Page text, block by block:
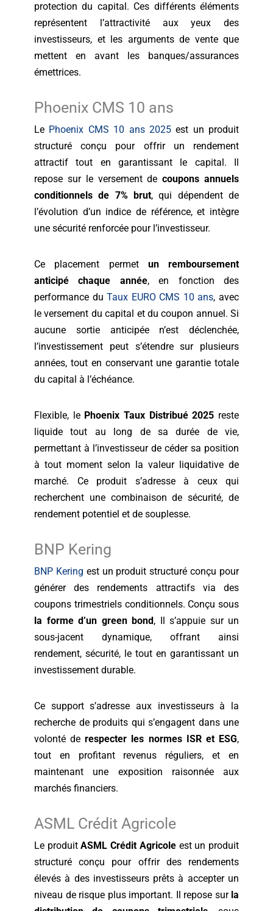
protection du capital. Ces différents éléments
représentent l’attractivité aux yeux des
investisseurs, et les arguments de vente que
mettent en avant les banques/assurances
émettrices.
Phoenix CMS 10 ans
Le Phoenix CMS 10 ans 2025est un produit
structuré conçu pour offrir un rendement
attractif tout en garantissant le capital. Il
repose sur le versement decoupons annuels
conditionnels de 7% brut, qui dépendent de
l’évolution d’un indice de référence, et intègre
une sécurité renforcée pour l’investisseur.
Ce placement permet un remboursement
anticipé chaque année, en fonction des
performance duTaux EURO CMS 10 ans, avec
le versement du capital et du coupon annuel. Si
aucune sortie anticipée n’est déclenchée,
l’investissement peut s’étendre sur plusieurs
années, tout en conservant une garantie totale
du capital à l’échéance.
Flexible, le Phoenix Taux Distribué 2025 reste
liquide tout au long de sa durée de vie,
permettant à l’investisseur de céder sa position
à tout moment selon la valeur liquidative de
marché. Ce produit s’adresse à ceux qui
recherchent une combinaison de sécurité, de
rendement potentiel et de souplesse.
BNP Kering
BNP Kering est un produit structuré conçu pour
générer des rendements attractifs via des
coupons trimestriels conditionnels. Conçu sous
la forme d’un green bond, Il s’appuie sur un
sous-jacent dynamique, offrant ainsi
rendement, sécurité, le tout en garantissant un
investissement durable.
Ce support s’adresse aux investisseurs à la
recherche de produits qui s’engagent dans une
volonté derespecter les normes ISR et ESG,
tout en profitant revenus réguliers, et en
maintenant une exposition raisonnée aux
marchés financiers.
ASML Crédit Agricole
Le produitASML Crédit Agricoleest un produit
structuré conçu pour offrir des rendements
élevés à des investisseurs prêts à accepter un
niveau de risque plus important. Il repose sur la